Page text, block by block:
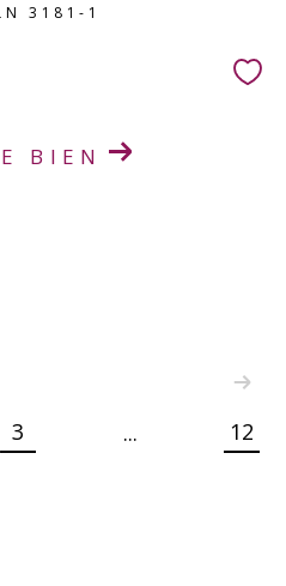
3181-1
BIEN
3 ... 12